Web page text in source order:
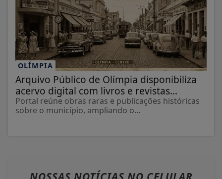
NOSSAS NOTÍCIASNO CELULAR
Receba as notícias do Olímpia Minha
Cidade no seu app favorito de
mensagens.
ENTRAR